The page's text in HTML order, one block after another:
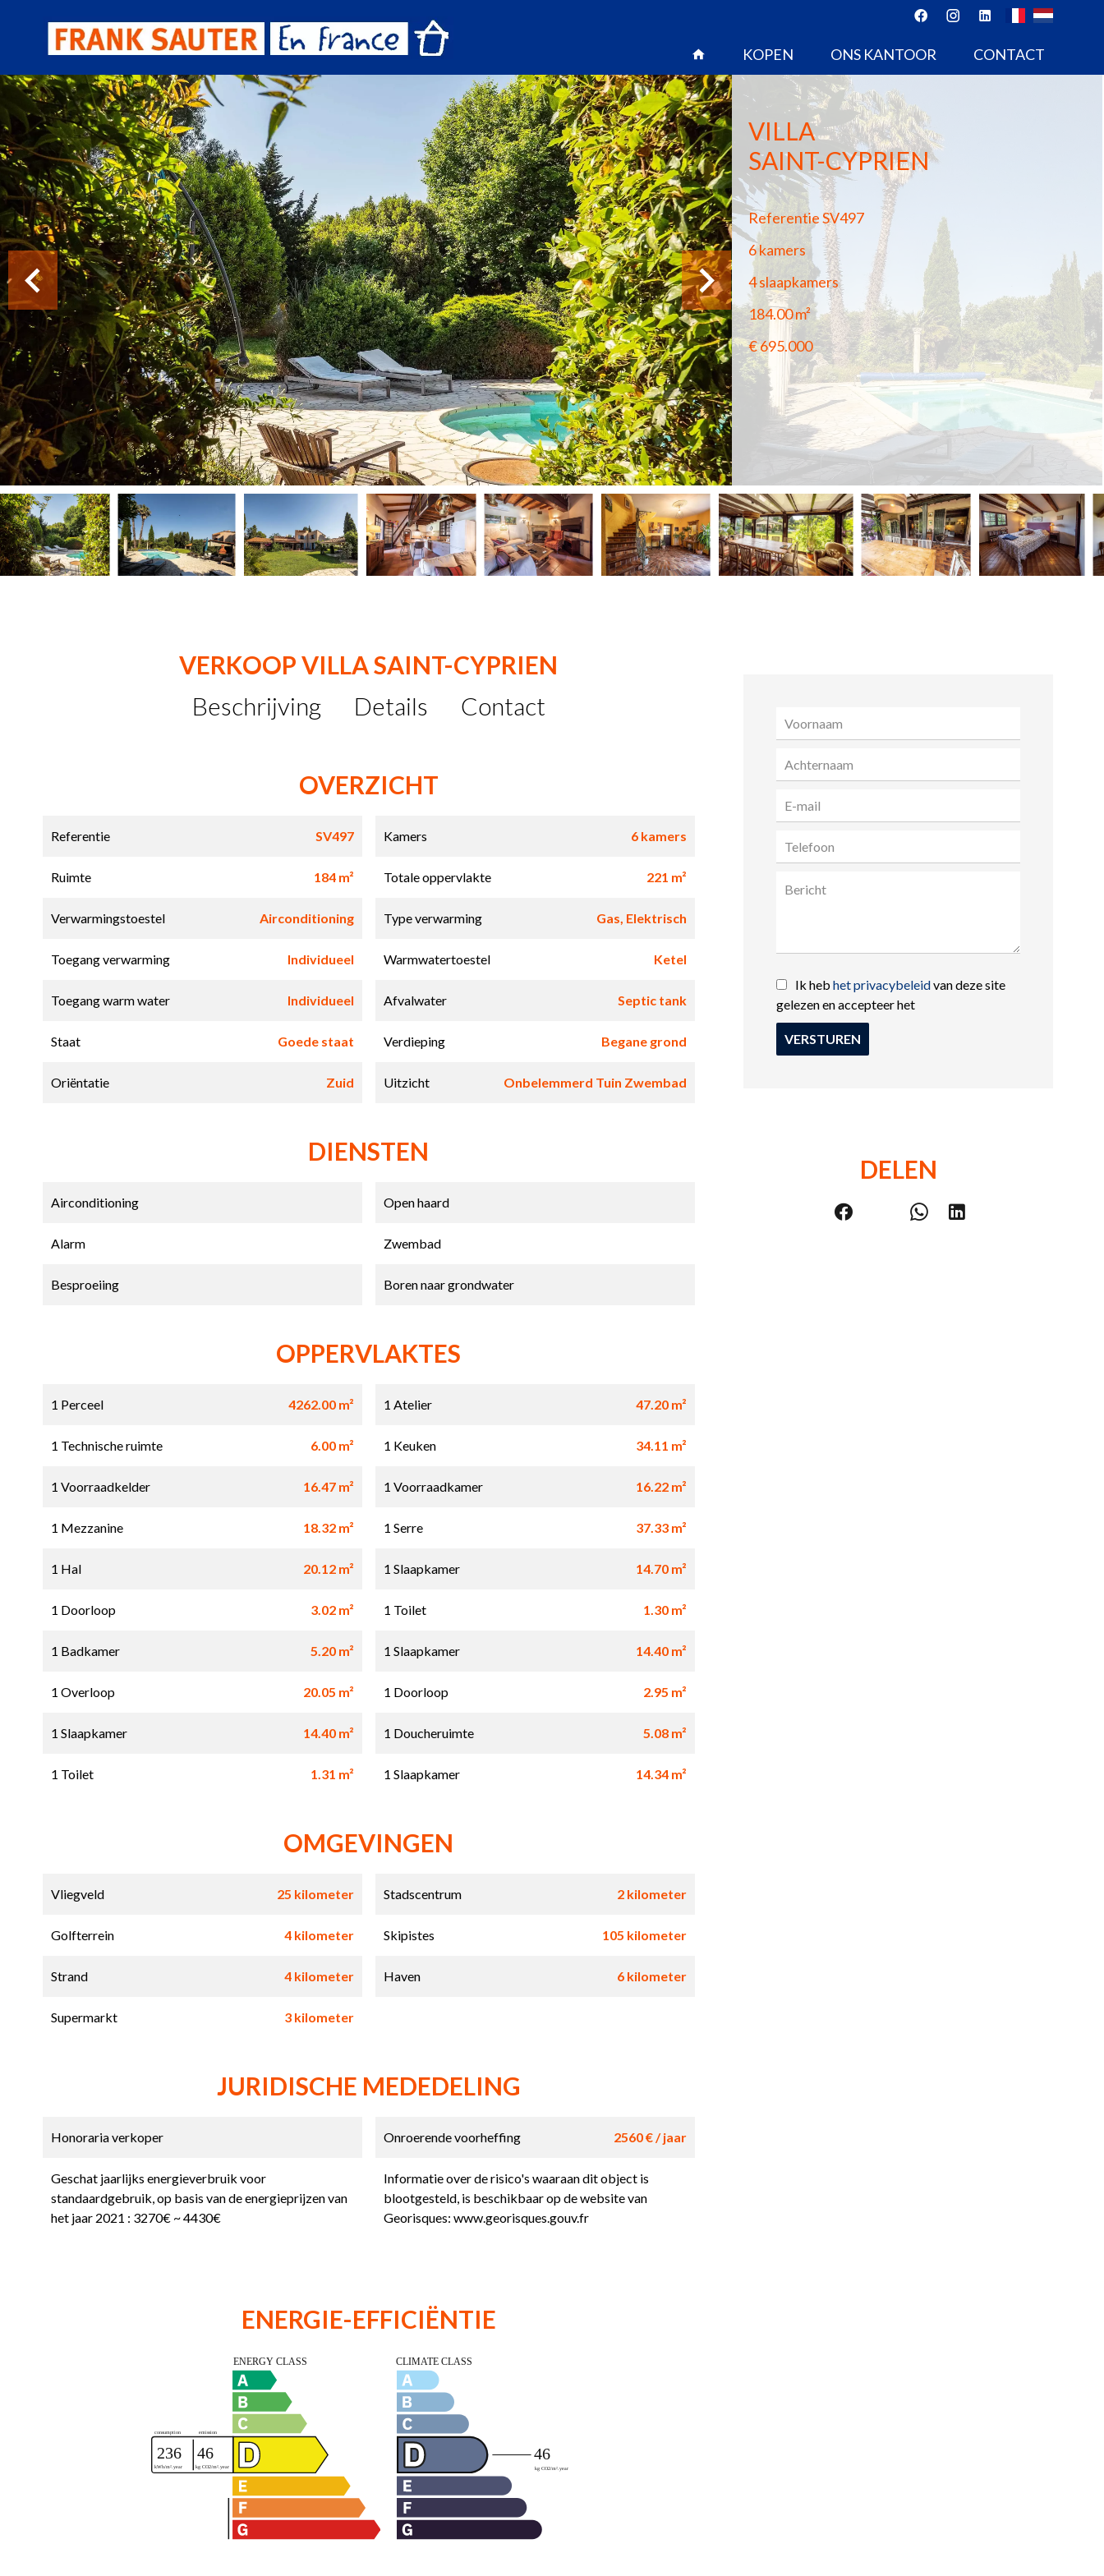
KOPEN ONS KANTOOR CONTACT
VILLA
SAINT-CYPRIEN
ReferentieSV497
6 kamers
4 slaapkamers
184.00m²
€ 695.000
VERKOOP VILLA SAINT-CYPRIEN
Beschrijving
Details Contact
OVERZICHT
Referentie SV497 Kamers 6 kamers
Ruimte 184 m² Totale oppervlakte 221 m²
Verwarmingstoestel Airconditioning Type verwarming Gas, Elektrisch
Toegang verwarming Individueel Warmwatertoestel Ketel
Toegang warm water Individueel Afvalwater Septic tank
Staat Goede staat Verdieping Begane grond
Oriëntatie Zuid Uitzicht Onbelemmerd Tuin Zwembad
DIENSTEN
Airconditioning Open haard
Alarm Zwembad
Besproeiing Boren naar grondwater
OPPERVLAKTES
1 Perceel 4262.00 m² 1 Atelier 47.20 m²
1 Technische ruimte 6.00 m² 1 Keuken 34.11 m²
1 Voorraadkelder 16.47 m² 1 Voorraadkamer 16.22 m²
1 Mezzanine 18.32 m² 1 Serre 37.33 m²
1 Hal 20.12 m² 1 Slaapkamer 14.70 m²
1 Doorloop 3.02 m² 1 Toilet 1.30 m²
1 Badkamer 5.20 m² 1 Slaapkamer 14.40 m²
1 Overloop 20.05 m² 1 Doorloop 2.95 m²
1 Slaapkamer 14.40 m² 1 Doucheruimte 5.08 m²
1 Toilet 1.31 m² 1 Slaapkamer 14.34 m²
OMGEVINGEN
Vliegveld 25 kilometer Stadscentrum 2 kilometer
Golfterrein 4 kilometer Skipistes 105 kilometer
Strand 4 kilometer Haven 6 kilometer
Supermarkt 3 kilometer
JURIDISCHE MEDEDELING
Honoraria verkoper Onroerende voorheffing 2560 € / jaar
Geschat jaarlijks energieverbruik voor
standaardgebruik, op basis van de energieprijzen van
het jaar 2021 : 3270€ ~ 4430€
Informatie over de risico's waaraan dit object is
blootgesteld, is beschikbaar op de website van
Georisques: www.georisques.gouv.fr
ENERGIE-EFFICIËNTIE
Ik hebhet privacybeleidvan deze site
gelezen en accepteer het
VERSTUREN
DELEN